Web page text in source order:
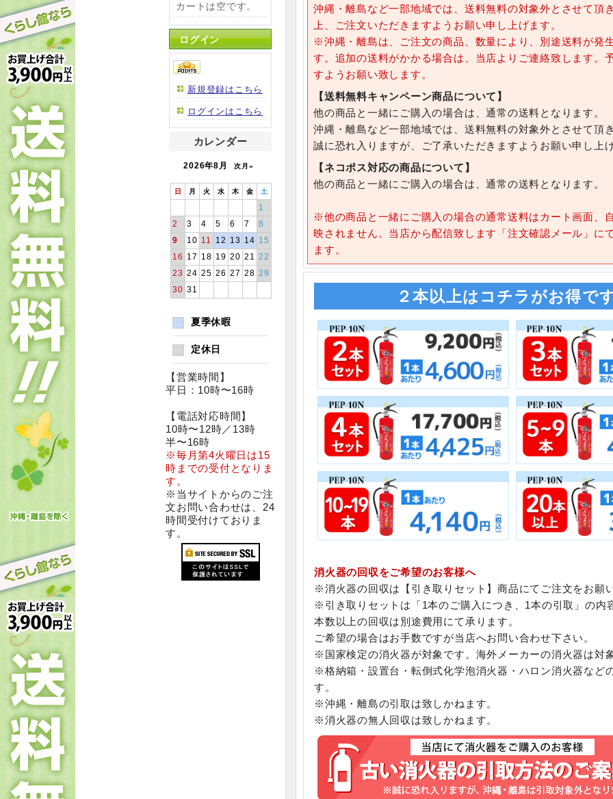
カートは空です。
ログイン
新規登録はこちら
ログインはこちら
カレンダー
2026年8月 次月»
日 月 火 水 木 金 土
1
2
3 4 5 6 7
8
9
10 11 12 13 14 15
16
17 18 19 20 21
22
23 24 25 26 27 28 29
30 31
夏季休暇
定休日
【営業時間】
平日：10時〜16時
【電話対応時間】
10時〜12時／13時
半〜16時
※毎月第4火曜日は15
時までの受付となりま
す。
※当サイトからのご注
文お問い合わせは、24
時間受付けておりま
す。
沖縄・離島など一部地域では、送料無料の対象外とさせて頂
上、ご注文いただきますようお願い申し上げます。
※沖縄・離島は、ご注文の商品、数量により、別途送料が発
す。追加の送料がかかる場合は、当店よりご連絡致します。
すようお願い致します。
【送料無料キャンペーン商品について】
他の商品と一緒にご購入の場合は、通常の送料となります。
沖縄・離島など一部地域では、送料無料の対象外とさせて頂
誠に恐れ入りますが、ご了承いただきますようお願い申し上
【ネコポス対応の商品について】
他の商品と一緒にご購入の場合は、通常の送料となります。
※他の商品と一緒にご購入の場合の通常送料はカート画面、
映されません。当店から配信致します「注文確認メール」に
ます。
２本以上はコチラがお得で
消火器の回収をご希望のお客様へ
※消火器の回収は【引き取りセット】商品にてご注文をお願
※引き取りセットは「1本のご購入につき、1本の引取」の内
本数以上の回収は別途費用にて承ります。
ご希望の場合はお手数ですが当店へお問い合わせ下さい。
※国家検定の消火器が対象です。海外メーカーの消火器は対
※格納箱・設置台・転倒式化学泡消火器・ハロン消火器など
す。
※沖縄・離島の引取は致しかねます。
※消火器の無人回収は致しかねます。